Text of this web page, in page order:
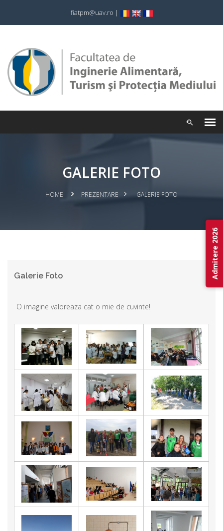
fiatpm@uav.ro |
GALERIE FOTO
HOME PREZENTARE GALERIE FOTO
Galerie Foto
O imagine valoreaza cat o mie de cuvinte!
Admitere 2026